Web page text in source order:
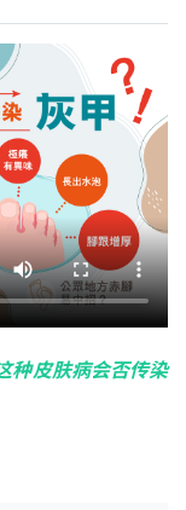
种皮肤病会否传染